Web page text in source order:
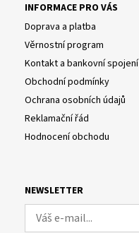
INFORMACE PRO VÁS
Doprava a platba
Věrnostní program
Kontakt a bankovní spojení
Obchodní podmínky
Ochrana osobních údajů
Reklamační řád
Hodnocení obchodu
NEWSLETTER